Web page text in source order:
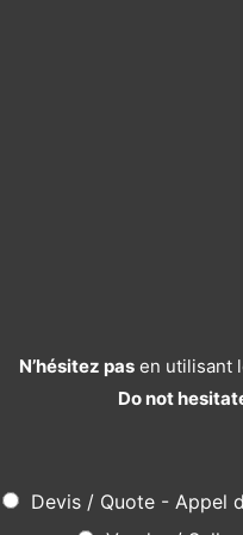
N’hésitez pas en utilisant
Do not
Devis / Quote - Appel